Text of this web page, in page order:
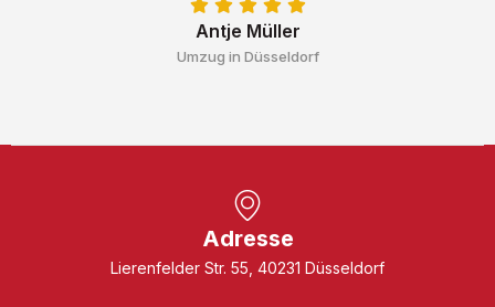
Antje Müller
Umzug in Düsseldorf
Adresse
Lierenfelder Str. 55, 40231 Düsseldorf